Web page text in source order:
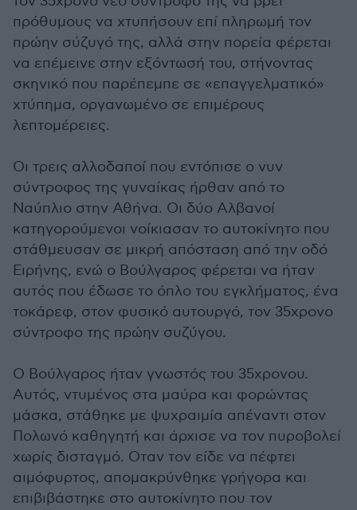
πρόθυμους να χτυπήσουν επί πληρωμή τον
πρώην σύζυγό της, αλλά στην πορεία φέρεται
να επέμεινε στην εξόντωσή του, στήνοντας
σκηνικό που παρέπεμπε σε «επαγγελματικό»
χτύπημα, οργανωμένο σε επιμέρους
λεπτομέρειες.
Οι τρεις αλλοδαποί που εντόπισε ο νυν
σύντροφος της γυναίκας ήρθαν από το
Ναύπλιο στην Αθήνα. Οι δύο Αλβανοί
κατηγορούμενοι νοίκιασαν το αυτοκίνητο που
στάθμευσαν σε μικρή απόσταση από την οδό
Ειρήνης, ενώ ο Βούλγαρος φέρεται να ήταν
αυτός που έδωσε το όπλο του εγκλήματος, ένα
τοκάρεφ, στον φυσικό αυτουργό, τον 35χρονο
σύντροφο της πρώην συζύγου.
Ο Βούλγαρος ήταν γνωστός του 35χρονου.
Αυτός, ντυμένος στα μαύρα και φορώντας
μάσκα, στάθηκε με ψυχραιμία απέναντι στον
Πολωνό καθηγητή και άρχισε να τον πυροβολεί
χωρίς δισταγμό. Οταν τον είδε να πέφτει
αιμόφυρτος, απομακρύνθηκε γρήγορα και
επιβιβάστηκε στο αυτοκίνητο που τον